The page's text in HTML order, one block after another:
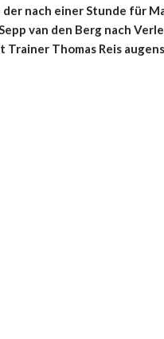
der nach einer Stunde für
van den Berg nach
Trainer Thomas Reis